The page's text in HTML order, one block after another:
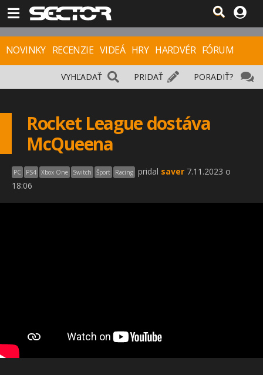
NOVINKY RECENZIE VIDEÁ HRY HARDVÉR FÓRUM
PORADIŤ?
PRIDAŤ
VYHĽADAŤ
Rocket League dostáva
McQueena
PC PS4 Xbox One Switch Šport Racing pridal saver 7.11.2023 o
18:06